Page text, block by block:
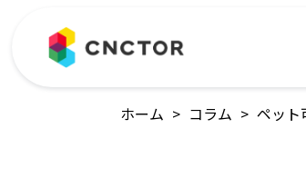
ホーム > コラム > ペット